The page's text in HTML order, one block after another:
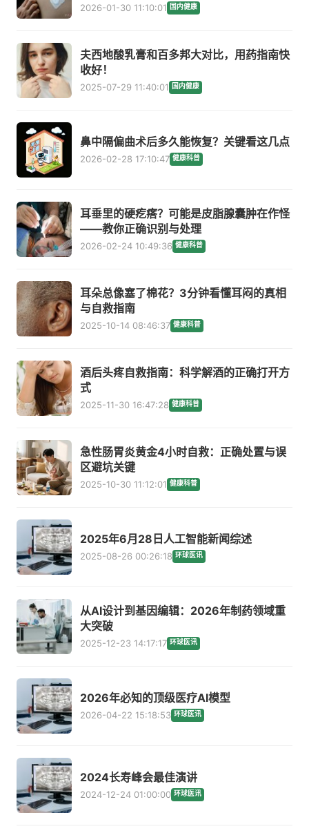
2026-01-30 11:10:01 国内健康
夫西地酸乳膏和百多邦大对比，用药指南快
收好！
2025-07-29 11:40:01 国内健康
鼻中隔偏曲术后多久能恢复？关键看这几点
2026-02-28 17:10:47 健康科普
耳垂里的硬疙瘩？可能是皮脂腺囊肿在作怪
——教你正确识别与处理
2026-02-24 10:49:36 健康科普
耳朵总像塞了棉花？3分钟看懂耳闷的真相
与自救指南
2025-10-14 08:46:37 健康科普
酒后头疼自救指南：科学解酒的正确打开方
式
2025-11-30 16:47:28 健康科普
急性肠胃炎黄金4小时自救：正确处置与误
区避坑关键
2025-10-30 11:12:01 健康科普
2025年6月28日人工智能新闻综述
2025-08-26 00:26:18 环球医讯
从AI设计到基因编辑：2026年制药领域重
大突破
2025-12-23 14:17:17 环球医讯
2026年必知的顶级医疗AI模型
2026-04-22 15:18:53 环球医讯
2024长寿峰会最佳演讲
2024-12-24 01:00:00 环球医讯